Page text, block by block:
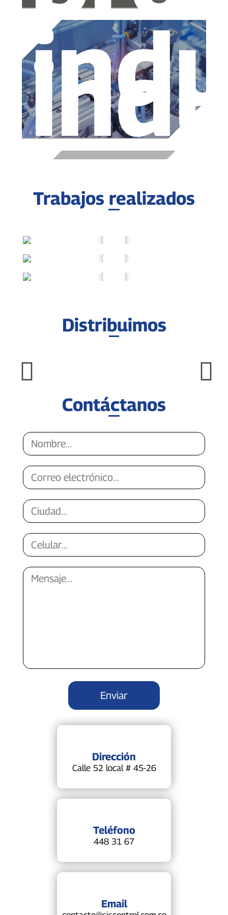
Trabajos realizados
Distribuimos
Contáctanos
Dirección
Calle 52 local # 45-26
Teléfono
448 31 67
Email